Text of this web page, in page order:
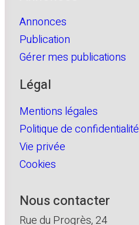
Annonces
Publication
Gérer mes publications
Légal
Mentions légales
Politique de confidentialité
Vie privée
Cookies
Nous contacter
Rue du Progrès, 24